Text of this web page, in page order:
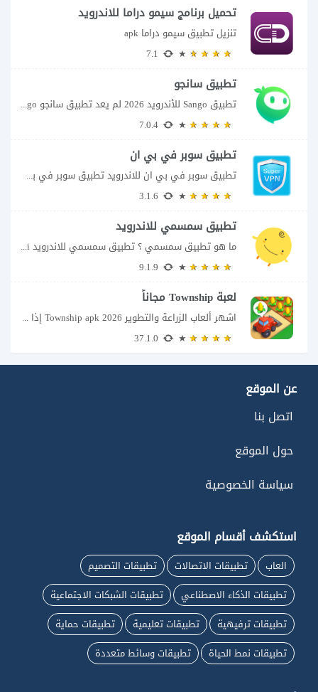
تحميل برنامج سيمو دراما للاندرويد
تنزيل تطبيق سيمو دراما apk
تطبيق سانجو
تطبيق Sango للأندرويد 2026 لم يعد تطبيق سانجو Sango مجرد مساحة لإرسال الرسائل أو...
تطبيق سوبر في بي ان
تطبيق سوبر في بي ان للاندرويد تطبيق سوبر في بي ان من تطبيقات الشبكات...
تطبيق سمسمي للاندرويد
ما هو تطبيق سمسمي ؟ تطبيق سمسمي للاندرويد SimSimi هو برنامج دردشة افتراضية يسمح...
لعبة Township مجاناً
اشهر ألعاب الزراعة والتطوير Township apk 2026 إذا كنت تحب ألعاب الزراعة وبناء المدن،...
عن الموقع
اتصل بنا
حول الموقع
سياسة الخصوصية
استكشف أقسام الموقع
العاب تطبيقات الاتصالات
تطبيقات التصميم
تطبيقات الذكاء الاصطناعي
تطبيقات الشبكات الاجتماعية
تطبيقات ترفيهية
تطبيقات تعليمية
تطبيقات حماية
تطبيقات نمط الحياة
تطبيقات وسائط متعددة